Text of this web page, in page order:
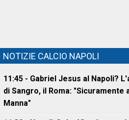
NOTIZIE CALCIO NAPOLI
11:45 - Gabriel Jesus al Napoli?
di Sangro, il Roma: "Sicuramente
Manna"